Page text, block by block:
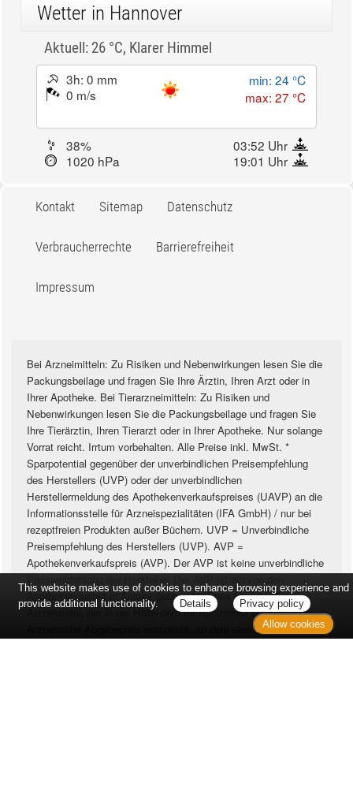
Wetter in Hannover
Aktuell: 26 °C, Klarer Himmel
3h: 0 mm
0 m/s
min: 24 °C
max: 27 °C
38%
03:52 Uhr
1020 hPa
19:01 Uhr
Kontakt Sitemap Datenschutz
Verbraucherrechte Barrierefreiheit
Impressum
Bei Arzneimitteln: Zu Risiken und Nebenwirkungen lesen Sie die
Packungsbeilage und fragen Sie Ihre Ärztin, Ihren Arzt oder in
Ihrer Apotheke. Bei Tierarzneimitteln: Zu Risiken und
Nebenwirkungen lesen Sie die Packungsbeilage und fragen Sie
Ihre Tierärztin, Ihren Tierarzt oder in Ihrer Apotheke. Nur solange
Vorrat reicht. Irrtum vorbehalten. Alle Preise inkl. MwSt. *
Sparpotential gegenüber der unverbindlichen Preisempfehlung
des Herstellers (UVP) oder der unverbindlichen
Herstellermeldung des Apothekenverkaufspreises (UAVP) an die
Informationsstelle für Arzneispezialitäten (IFA GmbH) / nur bei
rezeptfreien Produkten außer Büchern. UVP = Unverbindliche
Preisempfehlung des Herstellers (UVP). AVP =
Apothekenverkaufspreis (AVP). Der AVP ist keine unverbindliche
Apotheken selbst in Ansatz gebrachter Preis für rezeptfreie
Arzneimittel, der in der Höhe dem für Apotheken verbindlichen
Arzneimittel Abgabepreis entspricht, zu dem eine Apotheke in
This website makes use of cookies to enhance browsing experience and
provide additional functionality.
Details
Privacy policy
Allow cookies